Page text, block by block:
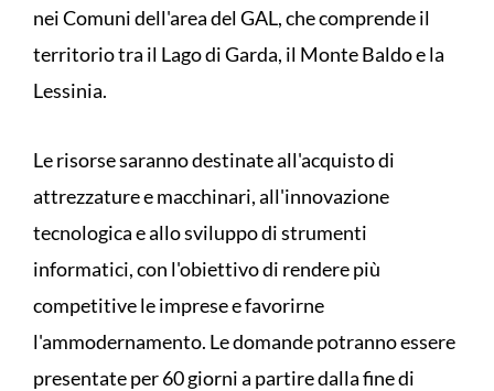
nei Comuni dell'area del GAL, che comprende il
territorio tra il Lago di Garda, il Monte Baldo e la
Lessinia.
Le risorse saranno destinate all'acquisto di
attrezzature e macchinari, all'innovazione
tecnologica e allo sviluppo di strumenti
informatici, con l'obiettivo di rendere più
competitive le imprese e favorirne
l'ammodernamento. Le domande potranno essere
presentate per 60 giorni a partire dalla fine di